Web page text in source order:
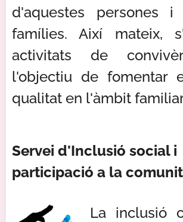
d'aquestes persones
famílies. Així mateix,
activitats de
l'objectiu de fomentar
qualitat en l'àmbit
Servei d'Inclusió social i
participació a la
La inclusió